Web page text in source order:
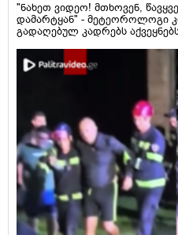
"ნახეთ ვიდეო! მთხოვენ,
დამარტყან" - მეტეოროლოგი
გადაღებულ კადრებს